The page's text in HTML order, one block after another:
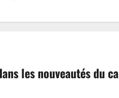
les nouveautés du